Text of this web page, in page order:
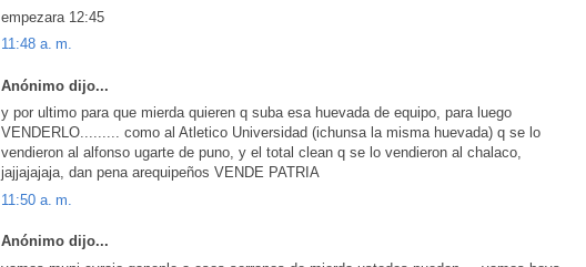
empezara 12:45
11:48 a. m.
Anónimo dijo...
y por ultimo para que mierda quieren q suba esa huevada de equipo, para luego
VENDERLO......... como al Atletico Universidad (ichunsa la misma huevada) q se lo
vendieron al alfonso ugarte de puno, y el total clean q se lo vendieron al chalaco,
jajjajajaja, dan pena arequipeños VENDE PATRIA
11:50 a. m.
Anónimo dijo...